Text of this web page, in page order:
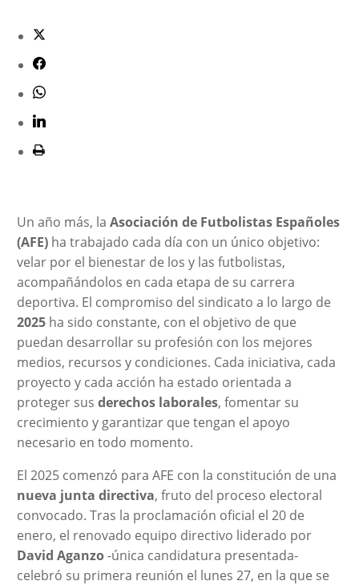
Un año más, la Asociación de Futbolistas Españoles
(AFE) ha trabajado cada día con un único objetivo:
velar por el bienestar de los y las futbolistas,
acompañándolos en cada etapa de su carrera
deportiva. El compromiso del sindicato a lo largo de
2025ha sido constante, con el objetivo de que
puedan desarrollar su profesión con los mejores
medios, recursos y condiciones. Cada iniciativa, cada
proyecto y cada acción ha estado orientada a
proteger sus derechos laborales, fomentar su
crecimiento y garantizar que tengan el apoyo
necesario en todo momento.
El 2025 comenzó para AFE con la constitución de una
nueva junta directiva, fruto del proceso electoral
convocado. Tras la proclamación oficial el 20 de
enero, el renovado equipo directivo liderado por
David Aganzo-única candidatura presentada-
celebró su primera reunión el lunes 27, en la que se